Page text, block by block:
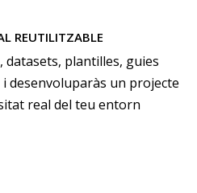
REUTILITZABLE
datasets, plantilles, guies
desenvoluparàs un projecte
real del teu entorn